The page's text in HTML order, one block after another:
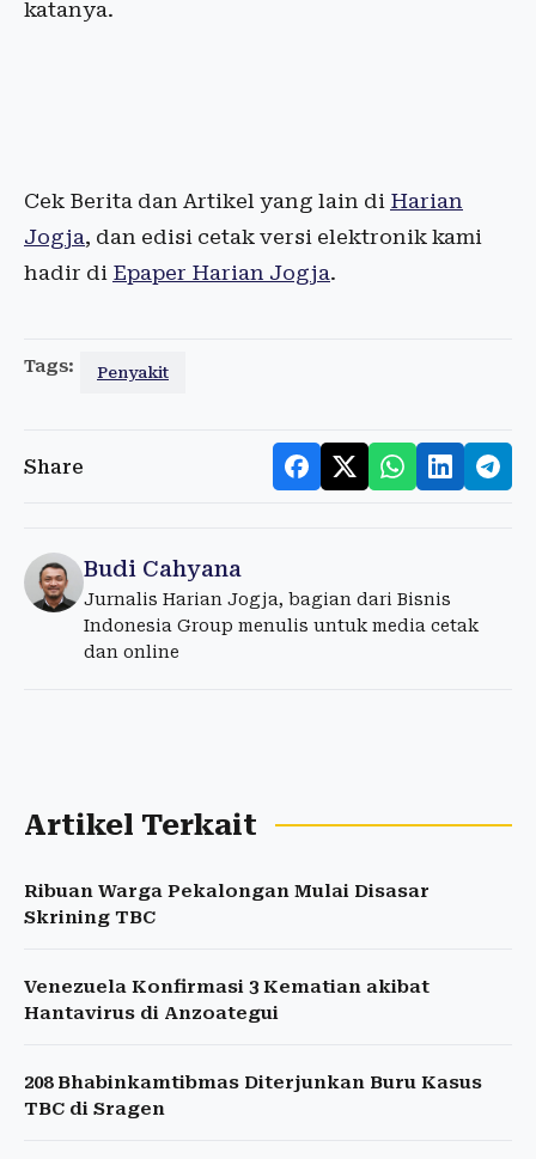
katanya.
Cek Berita dan Artikel yang lain di Harian
Jogja, dan edisi cetak versi elektronik kami
hadir di Epaper Harian Jogja.
Tags: Penyakit
Share
Budi Cahyana
Jurnalis Harian Jogja, bagian dari Bisnis
Indonesia Group menulis untuk media cetak
dan online
Artikel Terkait
Ribuan Warga Pekalongan Mulai Disasar
Skrining TBC
Venezuela Konfirmasi 3 Kematian akibat
Hantavirus di Anzoategui
208 Bhabinkamtibmas Diterjunkan Buru Kasus
TBC di Sragen